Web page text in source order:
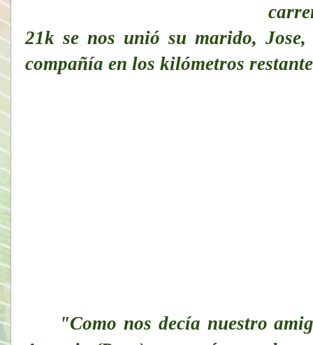
21k se nos unió su marido,
compañía en los kilómetros
"Como nos decía nuestro